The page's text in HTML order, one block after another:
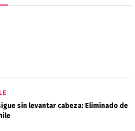
sin levantar cabeza: Eliminado de